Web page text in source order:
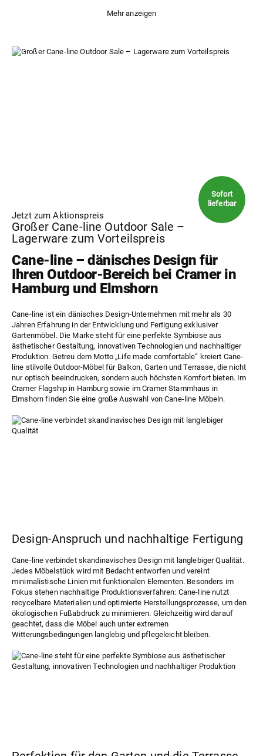
Mehr anzeigen
Jetzt zum Aktionspreis
Großer Cane-line Outdoor Sale –
Lagerware zum Vorteilspreis
Cane-line – dänisches Design für
Ihren Outdoor-Bereich bei Cramer in
Hamburg und Elmshorn
Cane-line ist ein dänisches Design-Unternehmen mit mehr als 30
Jahren Erfahrung in der Entwicklung und Fertigung exklusiver
Gartenmöbel. Die Marke steht für eine perfekte Symbiose aus
ästhetischer Gestaltung, innovativen Technologien und nachhaltiger
Produktion. Getreu dem Motto „Life made comfortable“ kreiert Cane-
line stilvolle Outdoor-Möbel für Balkon, Garten und Terrasse, die nicht
nur optisch beeindrucken, sondern auch höchsten Komfort bieten. Im
Cramer Flagship in Hamburg sowie imCramer Stammhaus in
Elmshorn finden Sie eine große Auswahl von Cane-line Möbeln.
Design-Anspruch und nachhaltige Fertigung
Cane-line verbindet skandinavisches Design mit langlebiger Qualität.
Jedes Möbelstück wird mit Bedacht entworfen und vereint
minimalistische Linien mit funktionalen Elementen. Besonders im
Fokus stehen nachhaltige Produktionsverfahren: Cane-line nutzt
recycelbare Materialien und optimierte Herstellungsprozesse, um den
ökologischen Fußabdruck zu minimieren. Gleichzeitig wird darauf
geachtet, dass die Möbel auch unter extremen
Witterungsbedingungen langlebig und pflegeleicht bleiben.